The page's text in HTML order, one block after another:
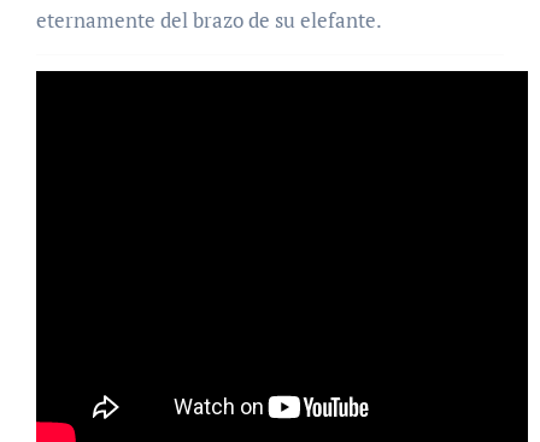
eternamente del brazo de su elefante.